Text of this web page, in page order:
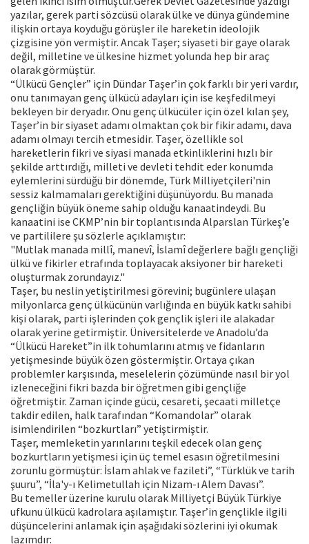
yazılar, gerek parti sözcüsü olarak ülke ve dünya gündemine
ilişkin ortaya koyduğu görüşler ile hareketin ideolojik
çizgisine yön vermiştir. Ancak Taşer; siyaseti bir gaye olarak
değil, milletine ve ülkesine hizmet yolunda hep bir araç
olarak görmüştür.
“Ülkücü Gençler” için Dündar Taşer’in çok farklı bir yeri vardır,
onu tanımayan genç ülkücü adayları için ise keşfedilmeyi
bekleyen bir deryadır. Onu genç ülkücüler için özel kılan şey,
Taşer’in bir siyaset adamı olmaktan çok bir fikir adamı, dava
adamı olmayı tercih etmesidir. Taşer, özellikle sol
hareketlerin fikri ve siyasi manada etkinliklerini hızlı bir
şekilde arttırdığı, milleti ve devleti tehdit eder konumda
eylemlerini sürdüğü bir dönemde, Türk Milliyetçileri'nin
sessiz kalmamaları gerektiğini düşünüyordu. Bu manada
gençliğin büyük öneme sahip olduğu kanaatindeydi. Bu
kanaatini ise CKMP’nin bir toplantısında Alparslan Türkeş’e
ve partililere şu sözlerle açıklamıştır:
"Mutlak manada millî, manevî, İslamî değerlere bağlı gençliği
ülkü ve fikirler etrafında toplayacak aksiyoner bir hareketi
oluşturmak zorundayız."
Taşer, bu neslin yetiştirilmesi görevini; bugünlere ulaşan
milyonlarca genç ülkücünün varlığında en büyük katkı sahibi
kişi olarak, parti işlerinden çok gençlik işleri ile alakadar
olarak yerine getirmiştir. Üniversitelerde ve Anadolu’da
“Ülkücü Hareket”in ilk tohumlarını atmış ve fidanların
yetişmesinde büyük özen göstermiştir. Ortaya çıkan
problemler karşısında, meselelerin çözümünde nasıl bir yol
izleneceğini fikri bazda bir öğretmen gibi gençliğe
öğretmiştir. Zaman içinde gücü, cesareti, şecaati milletçe
takdir edilen, halk tarafından “Komandolar” olarak
isimlendirilen “bozkurtları” yetiştirmiştir.
Taşer, memleketin yarınlarını teşkil edecek olan genç
bozkurtların yetişmesi için üç temel esasın öğretilmesini
zorunlu görmüştür: İslam ahlak ve fazileti”, “Türklük ve tarih
şuuru”, “İla'y-ı Kelimetullah için Nizam-ı Alem Davası”.
Bu temeller üzerine kurulu olarak Milliyetçi Büyük Türkiye
ufkunu ülkücü kadrolara aşılamıştır. Taşer’in gençlikle ilgili
düşüncelerini anlamak için aşağıdaki sözlerini iyi okumak
lazımdır: